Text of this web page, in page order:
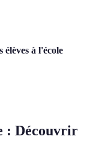
à l'école
: Découvrir